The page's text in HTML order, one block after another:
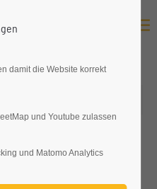
damit die Website korrekt
und Youtube zulassen
und Matomo Analytics